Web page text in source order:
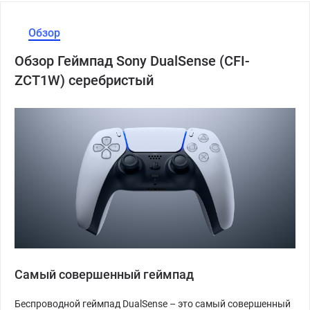
Обзор
Обзор Геймпад Sony DualSense (CFI-
ZCT1W) серебристый
Самый совершенный геймпад
Беспроводной геймпад DualSense – это самый совершенный